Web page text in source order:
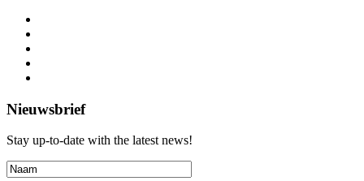
Nieuwsbrief
Stay up-to-date with the latest news!